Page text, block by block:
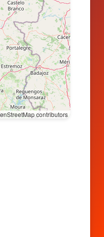
contributors